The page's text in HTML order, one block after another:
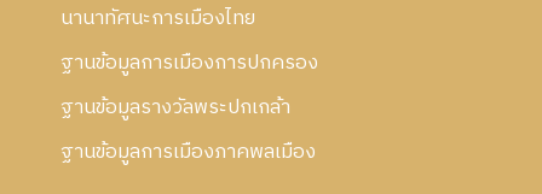
นานาทัศนะการเมืองไทย
ฐานข้อมูลการเมืองการปกครอง
ฐานข้อมูลรางวัลพระปกเกล้า
ฐานข้อมูลการเมืองภาคพลเมือง